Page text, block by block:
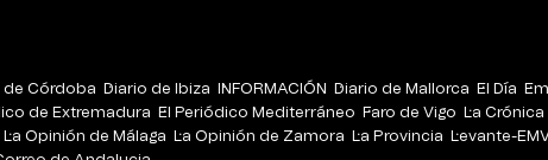
de Córdoba Diario de Ibiza INFORMACIÓN Diario de Mallorca El Día
de Extremadura El Periódico Mediterráneo Faro de Vigo La
La Opinión de Málaga La Opinión de Zamora La Provincia Levante-